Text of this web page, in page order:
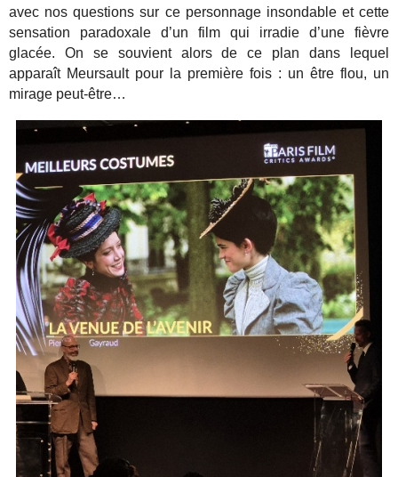
avec nos questions sur ce personnage insondable et cette
sensation paradoxale d’un film qui irradie d’une fièvre
glacée. On se souvient alors de ce plan dans lequel
apparaît Meursault pour la première fois : un être flou, un
mirage peut-être…